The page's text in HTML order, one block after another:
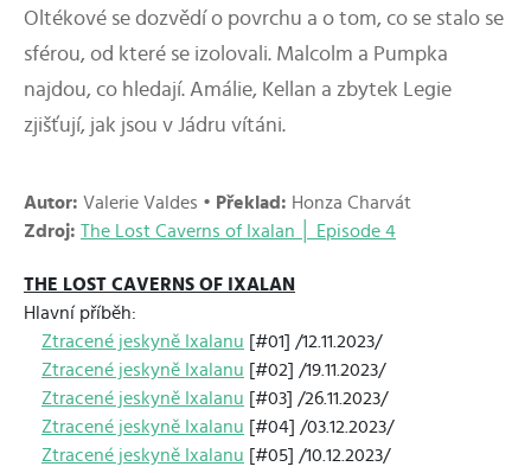
Oltékové se dozvědí o povrchu a o tom, co se stalo se
sférou, od které se izolovali. Malcolm a Pumpka
najdou, co hledají. Amálie, Kellan a zbytek Legie
zjišťují, jak jsou v Jádru vítáni.
Autor: Valerie Valdes • Překlad: Honza Charvát
Zdroj: The Lost Caverns of Ixalan │ Episode 4
THE LOST CAVERNS OF IXALAN
Hlavní příběh:
Ztracené jeskyně Ixalanu [#01] /12.11.2023/
Ztracené jeskyně Ixalanu [#02] /19.11.2023/
Ztracené jeskyně Ixalanu [#03] /26.11.2023/
Ztracené jeskyně Ixalanu [#04] /03.12.2023/
Ztracené jeskyně Ixalanu [#05] /10.12.2023/